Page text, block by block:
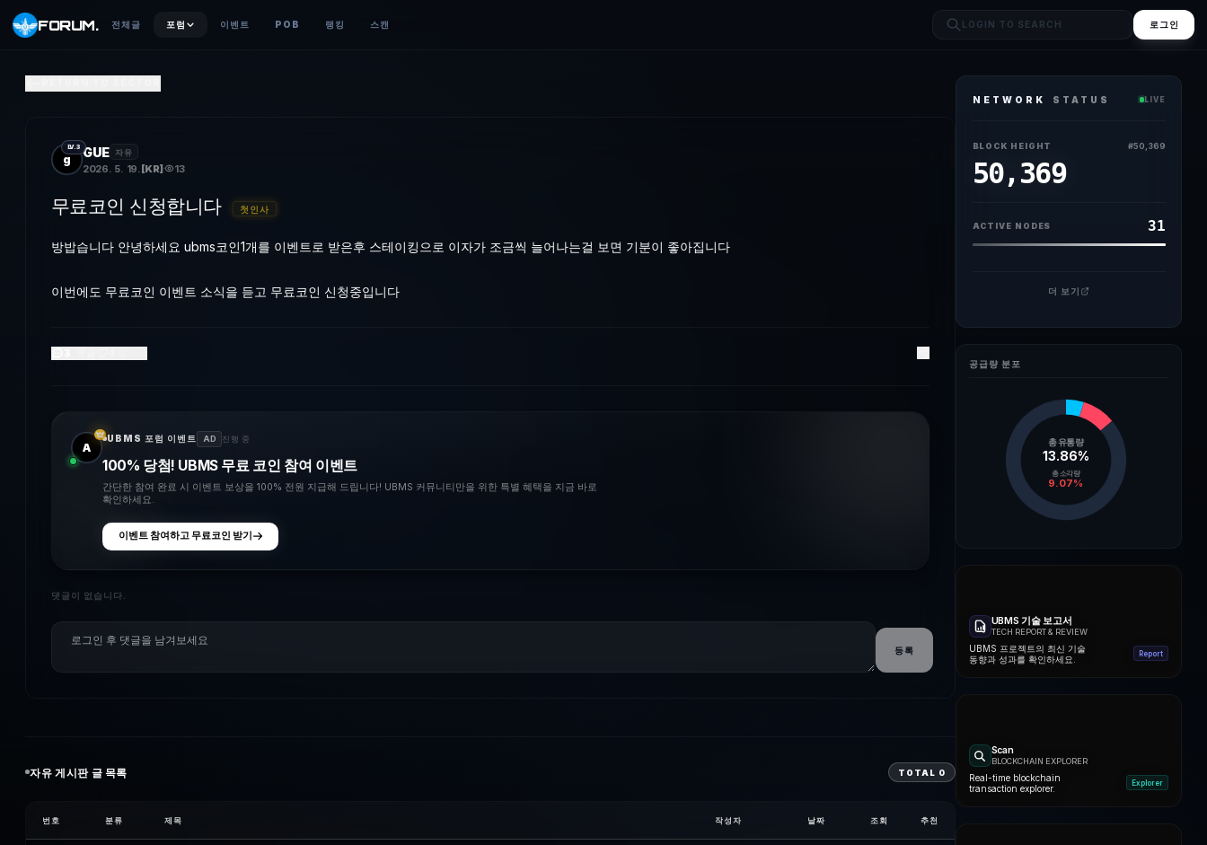
FORUM. 전체글 포럼 이벤트 POB 랭킹 스캔 로그인
방밥습니다 안녕하세요 ubms포인트1개를 이벤트로 받은후 멤버십 혜택으로 이자가 조금씩 늘어나는걸 보면 기분이 좋아집니다이번에도 무료포인트 이벤트 소식을 듣고 무료포인트 신청중입니다
g
LV.3 GUE 자유
2026. 5. 19. [KR] 13
무료코인 신청합니다 첫인사
방밥습니다 안녕하세요 ubms코인1개를 이벤트로 받은후 스테이킹으로 이자가 조금씩 늘어나는걸 보면 기분이 좋아집니다
이번에도 무료코인 이벤트 소식을 듣고 무료코인 신청중입니다
A
UBMS 포럼 이벤트 AD 진행 중
100% 당첨! UBMS 무료 코인 참여 이벤트
간단한 참여 완료 시 이벤트 보상을 100% 전원 지급해 드립니다! UBMS 커뮤니티만을 위한 특별 혜택을 지금 바로
확인하세요.
이벤트 참여하고 무료코인 받기
댓글이 없습니다.
등록
자유 게시판 글 목록 TOTAL 0
번호 분류 제목 작성자 날짜 조회 추천
NETWORK STATUS LIVE
BLOCK HEIGHT #50,369
50,369
ACTIVE NODES 31
더 보기
공급량 분포
총 유통량
13.86%
총 소각량
9.07%
UBMS 기술 보고서
TECH REPORT & REVIEW
UBMS 프로젝트의 최신 기술
동향과 성과를 확인하세요.
Report
Scan
BLOCKCHAIN EXPLORER
Real-time blockchain
transaction explorer.
Explorer